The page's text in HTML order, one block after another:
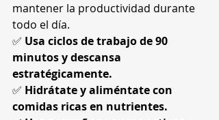
mantener la productividad durante
todo el día.
✅ Usa ciclos de trabajo de 90
minutos y descansa
estratégicamente.
✅ Hidrátate y aliméntate con
comidas ricas en nutrientes.